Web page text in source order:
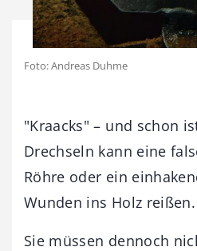
Foto: Andreas Duhme
"Kraacks" – und schon
Drechseln kann eine
Röhre oder ein
Wunden ins Holz reißen.
Sie müssen dennoch